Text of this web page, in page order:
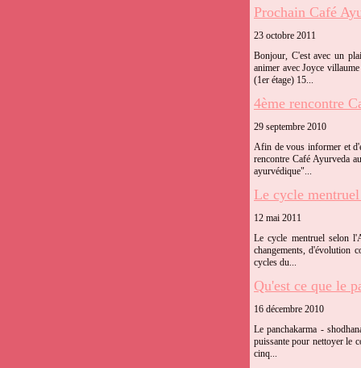
Prochain Café
23 octobre 2011
Bonjour, C'est avec un
animer avec Joyce
(1er étage) 15...
4ème rencontre
29 septembre 2010
Afin de vous informer et
rencontre Café Ayurveda
ayurvédique"...
Le cycle
12 mai 2011
Le cycle mentruel selon
changements, d'évolution
cycles du...
Qu'est ce que le
16 décembre 2010
Le panchakarma -
puissante pour nettoyer le
cinq...